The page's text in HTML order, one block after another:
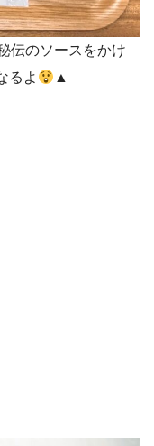
伝のソースをかけ
るよ
▲